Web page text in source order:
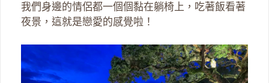
我們身邊的情侶都一個個黏在躺椅上，吃著飯看著
夜景，這就是戀愛的感覺啦！